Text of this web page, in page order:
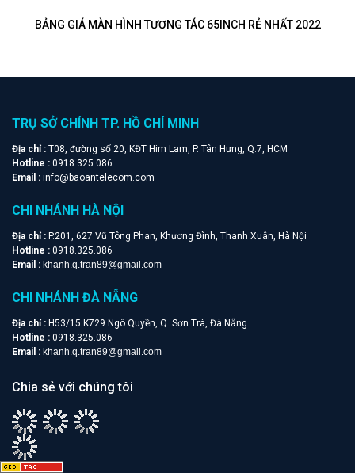
BẢNG GIÁ MÀN HÌNH TƯƠNG TÁC 65INCH RẺ NHẤT 2022
TRỤ SỞ CHÍNH TP. HỒ CHÍ MINH
Địa chỉ : T08, đường số 20, KĐT Him Lam, P. Tân Hưng, Q.7, HCM
Hotline : 0918.325.086
Email : info@baoantelecom.com
CHI NHÁNH HÀ NỘI
Địa chỉ : P.201, 627 Vũ Tông Phan, Khương Đình, Thanh Xuân, Hà Nội
Hotline : 0918.325.086
Email : khanh.q.tran89@gmail.com
CHI NHÁNH ĐÀ NẴNG
Địa chỉ : H53/15 K729 Ngô Quyền, Q. Sơn Trà, Đà Nẵng
Hotline : 0918.325.086
Email : khanh.q.tran89@gmail.com
Chia sẻ với chúng tôi